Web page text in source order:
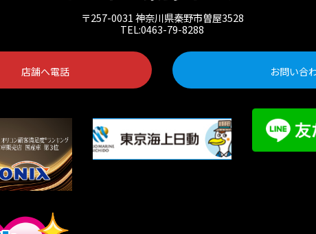
〒257-0031 神奈川県秦野市曽屋3528
TEL:0463-79-8288
店舗へ電話 お問い合